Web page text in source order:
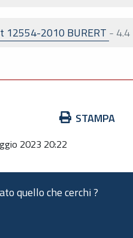
12554-2010 BURERT - 4.4
STAMPA
2023 20:22
quello che cerchi ?